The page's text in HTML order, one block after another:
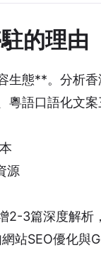
的理由
生態**。分析
粵語口語化文
源
2-3篇深度解析
站SEO優化與